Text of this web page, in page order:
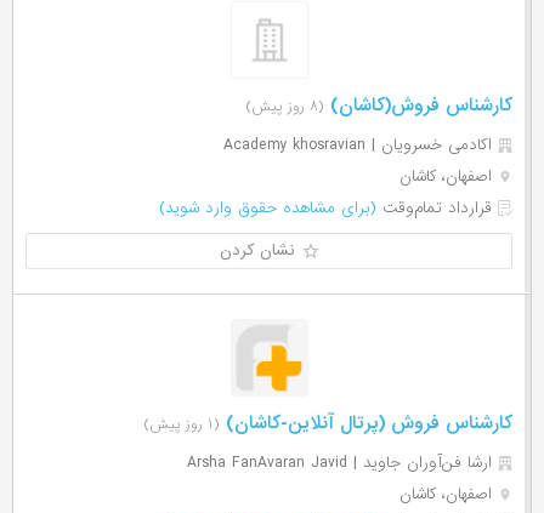
کارشناس فروش(کاشان) (۸ روز پیش)
اکادمی خسرویان | Academy khosravian
اصفهان، کاشان
قرارداد تمام‌وقت (برای مشاهده حقوق وارد شوید)
نشان کردن
کارشناس فروش (پرتال آنلاین-کاشان) (۱ روز پیش)
ارشا فن‌آوران جاوید | Arsha FanAvaran Javid
اصفهان، کاشان